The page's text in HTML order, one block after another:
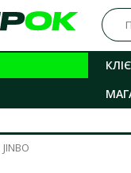
JINBO